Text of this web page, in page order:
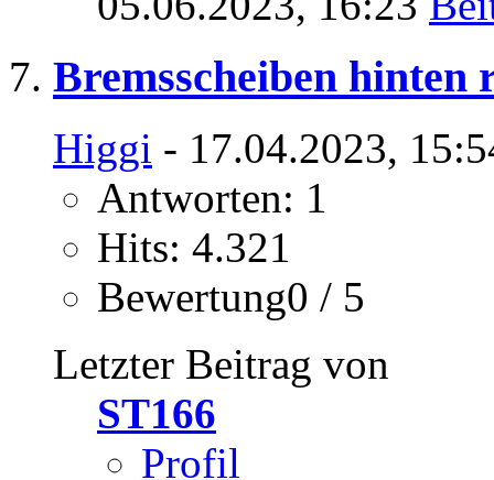
Bremsscheiben hinten
Higgi - 17.04.2023,
Antworten: 1
Hits: 4.321
Bewertung0 / 5
Letzter Beitrag von
ST166
Profil